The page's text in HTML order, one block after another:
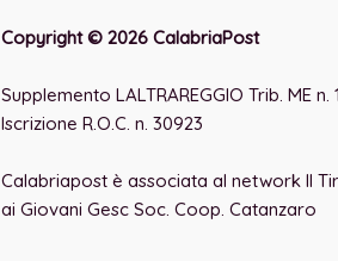
Copyright © 2026 CalabriaPost
Supplemento LALTRAREGGIO Trib. ME n.
Iscrizione R.O.C. n. 30923
Calabriapost è associata al network Il
ai Giovani Gesc Soc. Coop. Catanzaro